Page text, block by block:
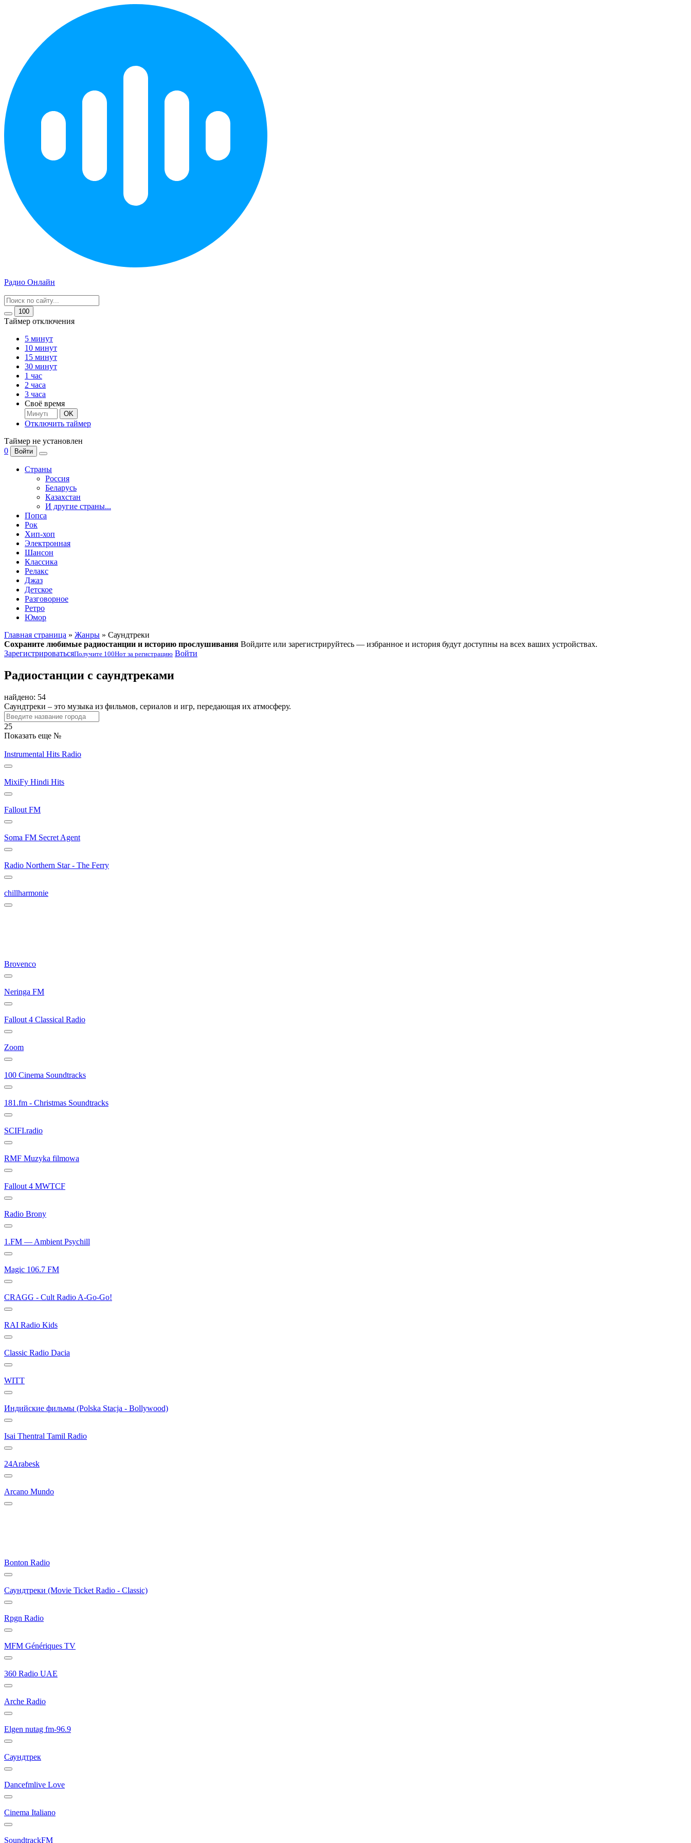
Радио Онлайн
100
Таймер отключения
5 минут
10 минут
15 минут
30 минут
1 час
2 часа
3 часа
Своё время
OK
Отключить таймер
Таймер не установлен
0
Войти
Страны
Россия
Беларусь
Казахстан
И другие страны...
Попса
Рок
Хип-хоп
Электронная
Шансон
Классика
Релакс
Джаз
Детское
Разговорное
Ретро
Юмор
Главная страница » Жанры » Саундтреки
Сохраните любимые радиостанции и историю прослушивания Войдите или зарегистрируйтесь — избранное и история будут доступны на всех ваших устройствах.
ЗарегистрироватьсяПолучите 100Нот за регистрацию Войти
Радиостанции с саундтреками
найдено: 54
Саундтреки – это музыка из фильмов, сериалов и игр, передающая их атмосферу.
25
Показать еще №
Instrumental Hits Radio
MixiFy Hindi Hits
Fallout FM
Soma FM Secret Agent
Radio Northern Star - The Ferry
chillharmonie
Brovenco
Neringa FM
Fallout 4 Classical Radio
Zoom
100 Cinema Soundtracks
181.fm - Christmas Soundtracks
SCIFI.radio
RMF Muzyka filmowa
Fallout 4 MWTCF
Radio Brony
1.FM — Ambient Psychill
Magic 106.7 FM
CRAGG - Cult Radio A-Go-Go!
RAI Radio Kids
Classic Radio Dacia
WITT
Индийские фильмы (Polska Stacja - Bollywood)
Isai Thentral Tamil Radio
24Arabesk
Arcano Mundo
Bonton Radio
Саундтреки (Movie Ticket Radio - Classic)
Rpgn Radio
MFM Génériques TV
360 Radio UAE
Arche Radio
Elgen nutag fm-96.9
Саундтрек
Dancefmlive Love
Cinema Italiano
SoundtrackFM